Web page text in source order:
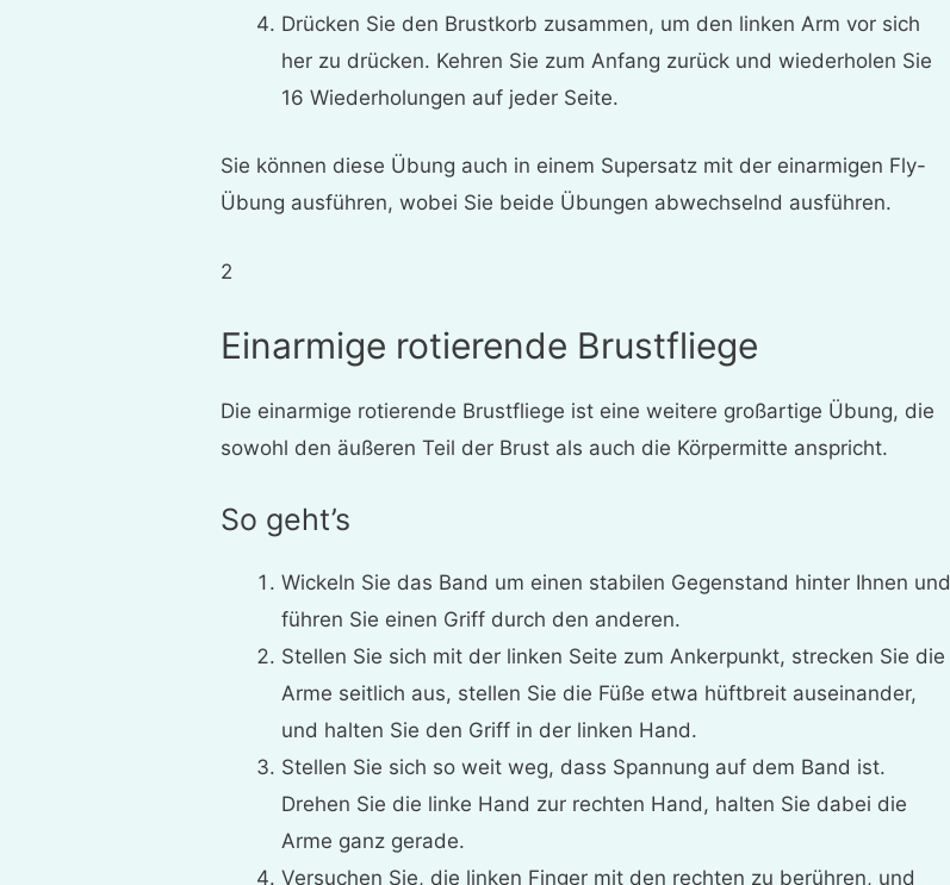
Drücken Sie den Brustkorb zusammen, um den linken Arm vor sich
her zu drücken. Kehren Sie zum Anfang zurück und wiederholen Sie
16 Wiederholungen auf jeder Seite.
Sie können diese Übung auch in einem Supersatz mit der einarmigen Fly-
Übung ausführen, wobei Sie beide Übungen abwechselnd ausführen.
2
Einarmige rotierende Brustfliege
Die einarmige rotierende Brustfliege ist eine weitere großartige Übung, die
sowohl den äußeren Teil der Brust als auch die Körpermitte anspricht.
So geht’s
Wickeln Sie das Band um einen stabilen Gegenstand hinter Ihnen und
führen Sie einen Griff durch den anderen.
Stellen Sie sich mit der linken Seite zum Ankerpunkt, strecken Sie die
Arme seitlich aus, stellen Sie die Füße etwa hüftbreit auseinander,
und halten Sie den Griff in der linken Hand.
Stellen Sie sich so weit weg, dass Spannung auf dem Band ist.
Drehen Sie die linke Hand zur rechten Hand, halten Sie dabei die
Arme ganz gerade.
Versuchen Sie, die linken Finger mit den rechten zu berühren, und